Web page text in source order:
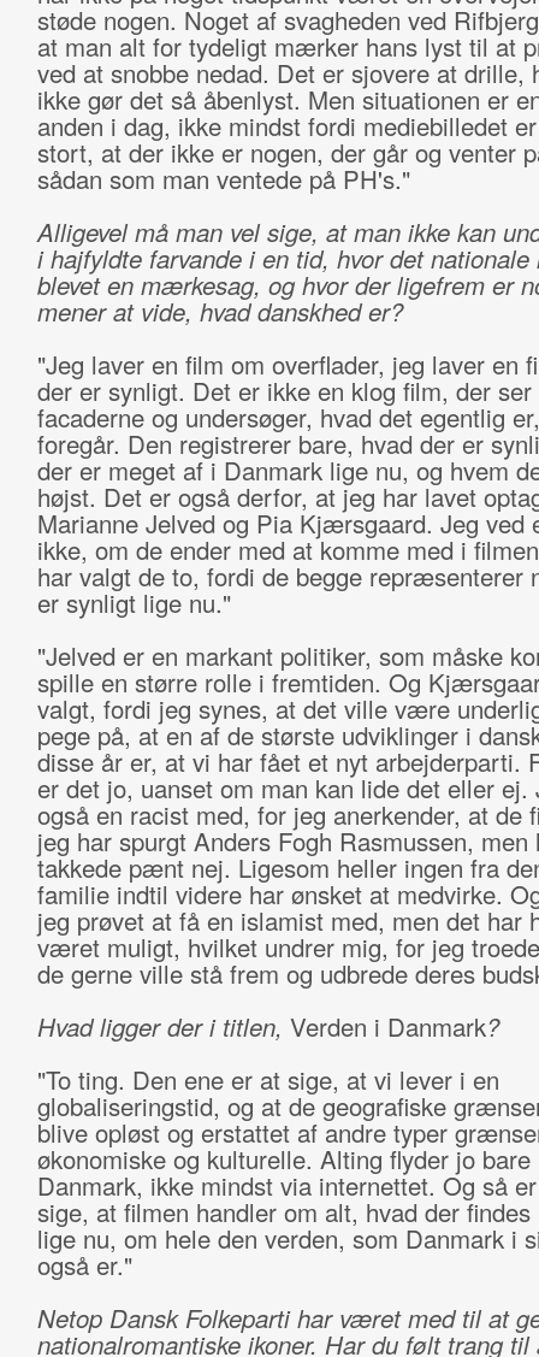
støde nogen. Noget af svagheden ved
at man alt for tydeligt mærker hans lyst til at
ved at snobbe nedad. Det er sjovere at drille,
ikke gør det så åbenlyst. Men situationen er
anden i dag, ikke mindst fordi mediebilledet
stort, at der ikke er nogen, der går og venter
sådan som man ventede på PH's."
Alligevel må man vel sige, at man ikke kan
i hajfyldte farvande i en tid, hvor det nationale
blevet en mærkesag, og hvor der ligefrem er
mener at vide, hvad danskhed er?
"Jeg laver en film om overflader, jeg laver en
der er synligt. Det er ikke en klog film, der ser
facaderne og undersøger, hvad det egentlig
foregår. Den registrerer bare, hvad der er
der er meget af i Danmark lige nu, og hvem
højst. Det er også derfor, at jeg har lavet
Marianne Jelved og Pia Kjærsgaard. Jeg ved
ikke, om de ender med at komme med i
har valgt de to, fordi de begge repræsenterer
er synligt lige nu."
"Jelved er en markant politiker, som måske
spille en større rolle i fremtiden. Og
valgt, fordi jeg synes, at det ville være
pege på, at en af de største udviklinger i
disse år er, at vi har fået et nyt arbejderparti.
er det jo, uanset om man kan lide det eller ej.
også en racist med, for jeg anerkender, at de
jeg har spurgt Anders Fogh Rasmussen, men
takkede pænt nej. Ligesom heller ingen fra
familie indtil videre har ønsket at medvirke.
jeg prøvet at få en islamist med, men det har
været muligt, hvilket undrer mig, for jeg
de gerne ville stå frem og udbrede deres
Hvad ligger der i titlen, Verden i Danmark?
"To ting. Den ene er at sige, at vi lever i en
globaliseringstid, og at de geografiske
blive opløst og erstattet af andre typer
økonomiske og kulturelle. Alting flyder jo bare
Danmark, ikke mindst via internettet. Og så
sige, at filmen handler om alt, hvad der
lige nu, om hele den verden, som Danmark i
også er."
Netop Dansk Folkeparti har været med til at
nationalromantiske ikoner. Har du følt trang til